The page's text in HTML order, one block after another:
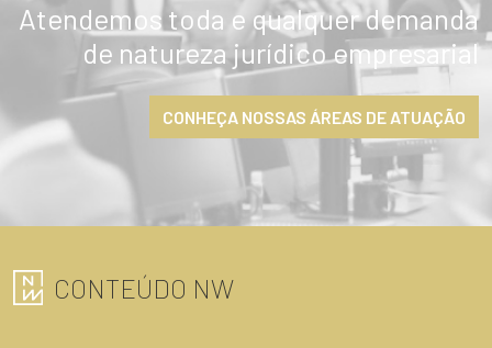
Atendemos toda e qualquer demanda
de natureza jurídico empresarial
CONHEÇA NOSSAS ÁREAS DE ATUAÇÃO
CONTEÚDO NW
ENVIAR